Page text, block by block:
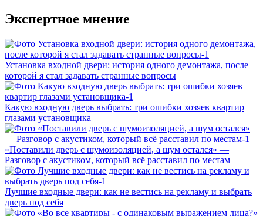
Экспертное мнение
Установка входной двери: история одного демонтажа, после
которой я стал задавать странные вопросы
Какую входную дверь выбрать: три ошибки хозяев квартир
глазами установщика
«Поставили дверь с шумоизоляцией, а шум остался» —
Разговор с акустиком, который всё расставил по местам
Лучшие входные двери: как не вестись на рекламу и выбрать
дверь под себя